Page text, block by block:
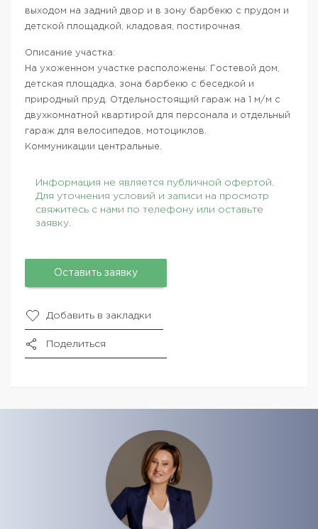
выходом на задний двор и в зону барбекю с прудом и
детской площадкой, кладовая, постирочная.
Описание участка:
На ухоженном участке расположены: Гостевой дом,
детская площадка, зона барбекю с беседкой и
природный пруд. Отдельностоящий гараж на 1 м/м с
двухкомнатной квартирой для персонала и отдельный
гараж для велосипедов, мотоциклов.
Коммуникации центральные.
Информация не является публичной офертой.
Для уточнения условий и записи на просмотр
свяжитесь с нами по телефону или оставьте
заявку.
Оставить заявку
Добавить в закладки
Поделиться